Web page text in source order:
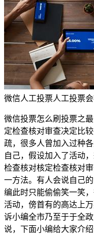
微信人工投票人工投票会
微信投票怎么刷投票之
定检查核对审查决定比
疏，很多人曾加入过种
自己，假设加入了活动
检查核对核定检查核对
一方法。有人会说自己
编此时只能偷偷笑一笑
活动，傍首有的高达上
诉小编全市乃至于于全
说，下面小编给大家介